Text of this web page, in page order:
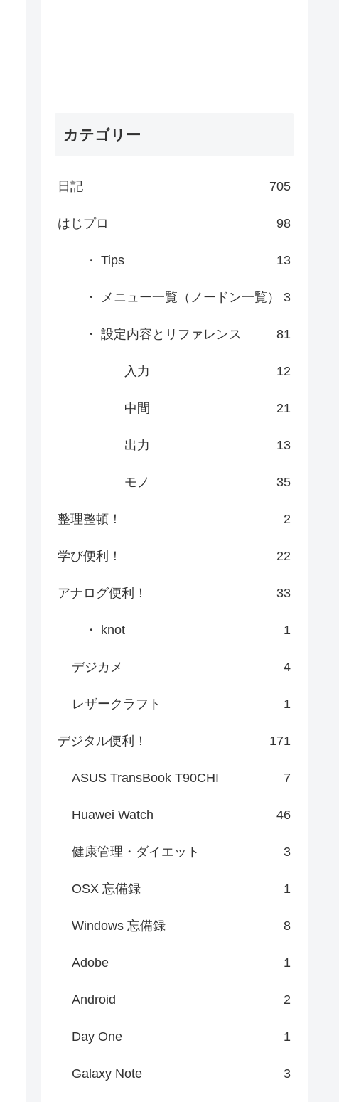
カテゴリー
日記 705
はじプロ 98
・ Tips 13
・ メニュー一覧（ノードン一覧） 3
・ 設定内容とリファレンス 81
入力 12
中間 21
出力 13
モノ 35
整理整頓！ 2
学び便利！ 22
アナログ便利！ 33
・ knot 1
デジカメ 4
レザークラフト 1
デジタル便利！ 171
ASUS TransBook T90CHI 7
Huawei Watch 46
健康管理・ダイエット 3
OSX 忘備録 1
Windows 忘備録 8
Adobe 1
Android 2
Day One 1
Galaxy Note 3